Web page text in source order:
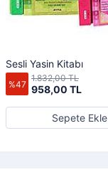
Sesli Yasin Kitabı
%47 958,00 TL
1.832,00 TL
Sepete Ekle